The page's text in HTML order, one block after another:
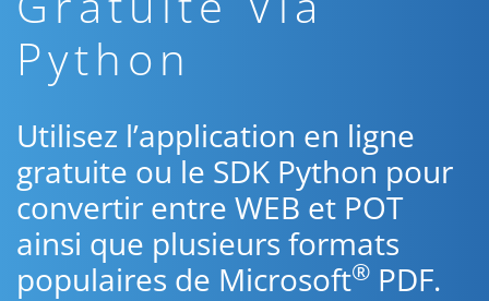
Python
Utilisez l’application en ligne
gratuite ou le SDK Python pour
convertir entre WEB et POT
ainsi que plusieurs formats
populaires de Microsoft® PDF.